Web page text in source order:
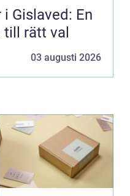
Gislaved: En
rätt val
03 augusti 2026